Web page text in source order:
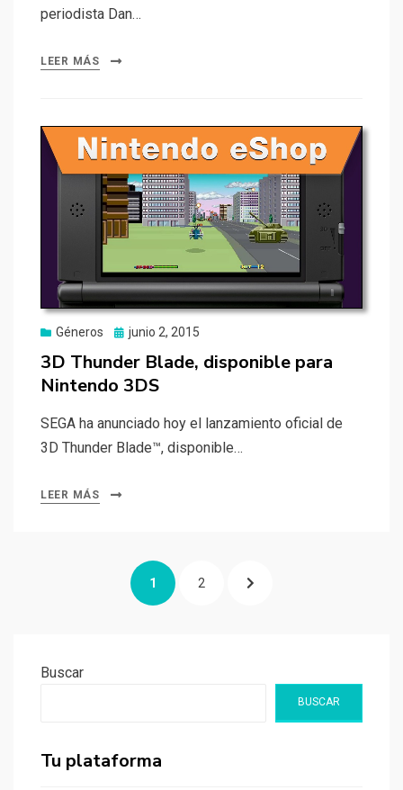
periodista Dan…
LEER MÁS
Géneros
Publicado
junio 2, 2015
3D Thunder Blade, disponible para
Nintendo 3DS
SEGA ha anunciado hoy el lanzamiento oficial de
3D Thunder Blade™, disponible…
LEER MÁS
Navegación
PÁGINA
1 PÁGINA
2 PÁGINA
Buscar
BUSCAR
Tu plataforma